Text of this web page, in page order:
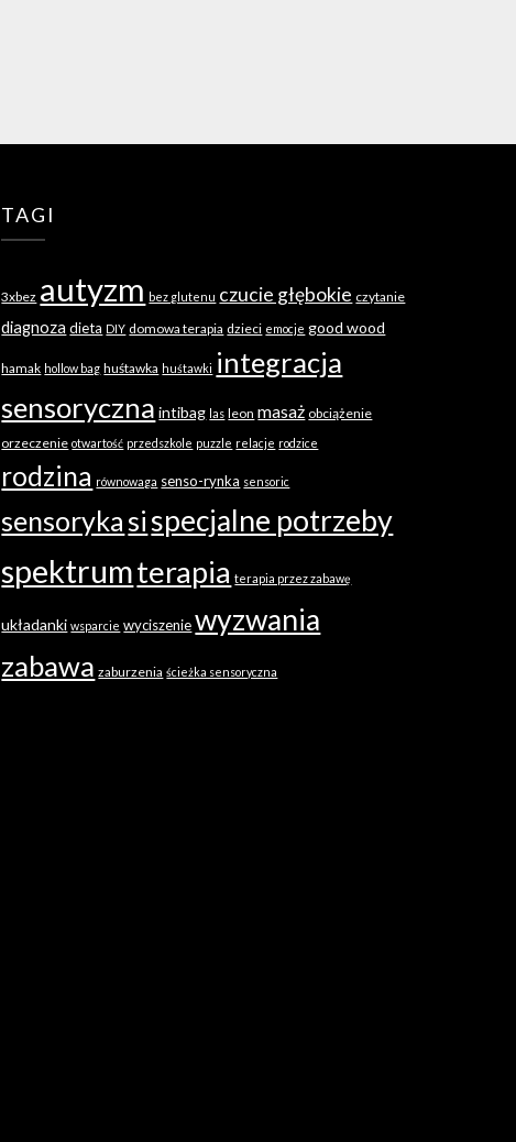
TAGI
3xbez autyzm bez glutenu czucie głębokie czytanie
diagnoza dieta DIY domowa terapia dzieci emocje good wood
hamak hollow bag huśtawka huśtawki integracja
sensoryczna intibag las leon masaż obciążenie
orzeczenie otwartość przedszkole puzzle relacje rodzice
rodzina równowaga senso-rynka sensoric
sensoryka sispecjalne potrzeby
spektrumterapia terapia przez zabawę
układanki wsparcie wyciszenie wyzwania
zabawa zaburzenia ścieżka sensoryczna